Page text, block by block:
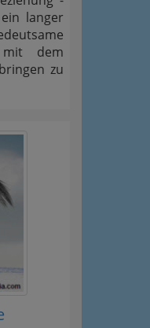
langer
mit dem
zu